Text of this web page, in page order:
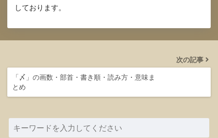
しております。
次の記事
「〆」の画数・部首・書き順・読み方・意味ま
とめ